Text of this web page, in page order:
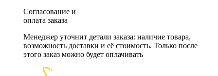
Согласование и
оплата заказа
Менеджер уточнит детали заказа: наличие товара,
возможность доставки и её стоимость. Только после
этого заказ можно будет оплачивать